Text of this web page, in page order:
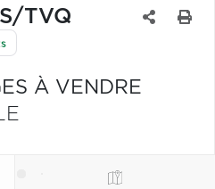
TVQ
À VENDRE